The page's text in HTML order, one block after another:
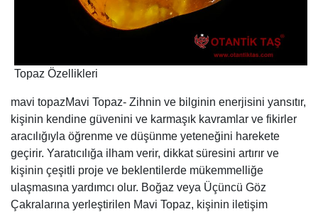
Topaz Özellikleri
mavi topazMavi Topaz- Zihnin ve bilginin enerjisini yansıtır,
kişinin kendine güvenini ve karmaşık kavramlar ve fikirler
aracılığıyla öğrenme ve düşünme yeteneğini harekete
geçirir. Yaratıcılığa ilham verir, dikkat süresini artırır ve
kişinin çeşitli proje ve beklentilerde mükemmelliğe
ulaşmasına yardımcı olur. Boğaz veya Üçüncü Göz
Çakralarına yerleştirilen Mavi Topaz, kişinin iletişim